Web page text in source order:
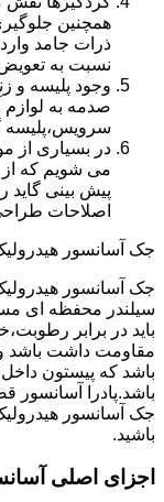
همچنین
ذرات جامد وارد
نسبت به
وجود پلیسه و
صدمه به لوازم
سرویس،پلیسه
در بسیاری از
می شویم که
پیش بینی گاید
اصلاحات
جک آسانسور
جک آسانسور
سیلندر محفظه ای
باید در برابر
مقاومت داشت باشد
باشد که پیستون
باشد.پادرا آسانسور
جک آسانسور
باشید.
اجزای اصلی